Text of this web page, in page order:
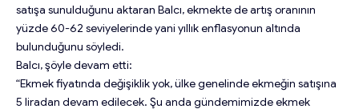
satışa sunulduğunu aktaran Balcı, ekmekte de artış oranının
yüzde 60-62 seviyelerinde yani yıllık enflasyonun altında
bulunduğunu söyledi.
Balcı, şöyle devam etti:
“Ekmek fiyatında değişiklik yok, ülke genelinde ekmeğin satışına
5 liradan devam edilecek. Şu anda gündemimizde ekmek